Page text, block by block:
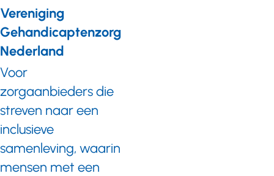
Vereniging
Gehandicaptenzorg
Nederland
Voor
zorgaanbieders die
streven naar een
inclusieve
samenleving, waarin
mensen met een